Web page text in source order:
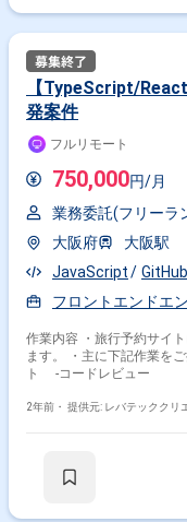
ダクトマネージャーとの
の合意 （変更の範囲）会社の定める業務 ▼ミッ
ログに基づく開発のリード
プロダクトマネージャーとの並走 ▼本ポジションの魅力 - プ
ステム開発のみではなく、
【TypeScript/
発案件
フルリモート
750,000円/月
業務委託(フリーラ
大阪府
大阪駅
JavaScript
GitHub
フロントエンドエ
作業内容 ・旅行予約サイ
ます。 ・主に下記作業
ト -コードレビュー
2年前・ 提供元: レバテッククリ